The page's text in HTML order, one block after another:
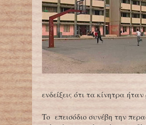
ενδείξεις ότι τα κίνητρα
Το επεισόδιο συνέβη την